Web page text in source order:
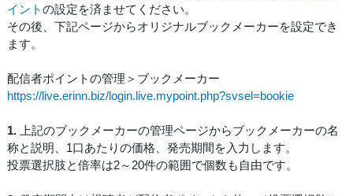
イントの設定を済ませてください。
その後、下記ページからオリジナルブックメーカーを設定でき
ます。
配信者ポイントの管理＞ブックメーカー
https://live.erinn.biz/login.live.mypoint.php?svsel=bookie
1. 上記のブックメーカーの管理ページからブックメーカーの名
称と説明、1口あたりの価格、発売期間を入力します。
投票選択肢と倍率は2～20件の範囲で個数も自由です。